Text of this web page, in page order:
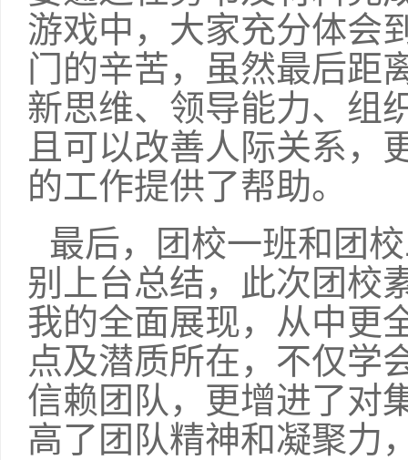
游戏中，大家充分体会
门的辛苦，虽然最后距
新思维、领导能力、组
且可以改善人际关系，
的工作提供了帮助。
最后，团校一班和团
别上台总结，此次团校
我的全面展现，从中更
点及潜质所在，不仅学
信赖团队，更增进了对
高了团队精神和凝聚力